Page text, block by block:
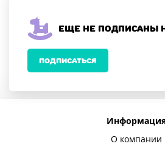
Еще не подписаны
ПОДПИСАТЬСЯ
О компании